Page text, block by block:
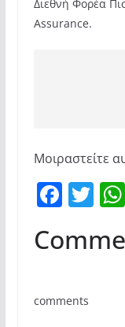
Διεθνή Φορέα
Assurance.
Μοιραστείτε
F
c
b
T
itt
comments